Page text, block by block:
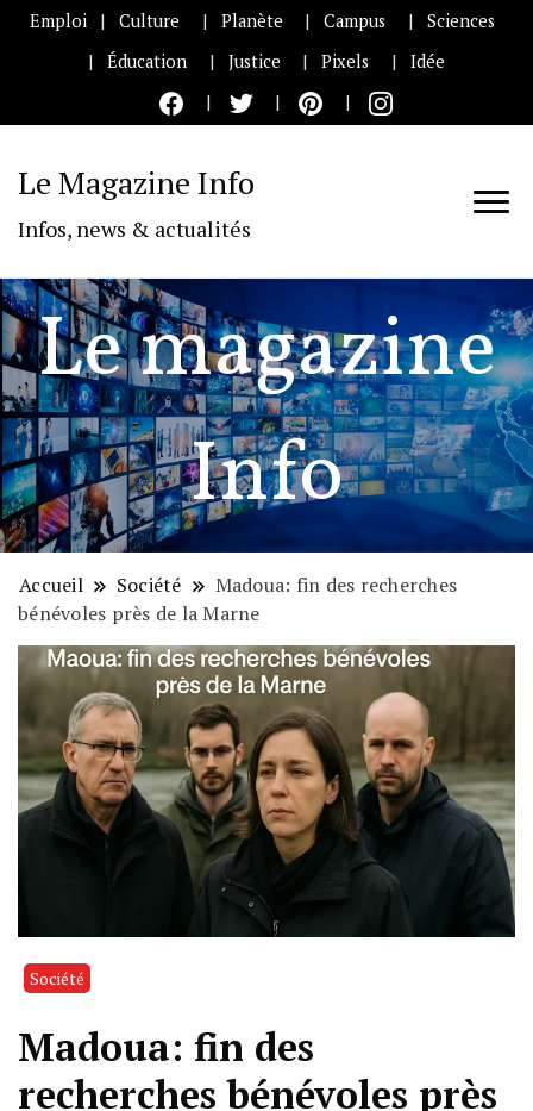
Emploi Culture Planète Campus
Sciences
Éducation
Justice Pixels Idée
Le Magazine Info
Infos, news & actualités
Le magazine
Info
Accueil Société
Madoua: fin des recherches
bénévoles près de la Marne
Société
Madoua: fin des
recherches bénévoles près